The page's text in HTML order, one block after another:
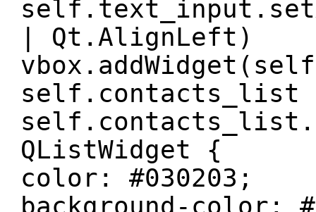
| Qt.AlignLeft)
self.contacts_list
QListWidget {
color: #030203;
background-color: